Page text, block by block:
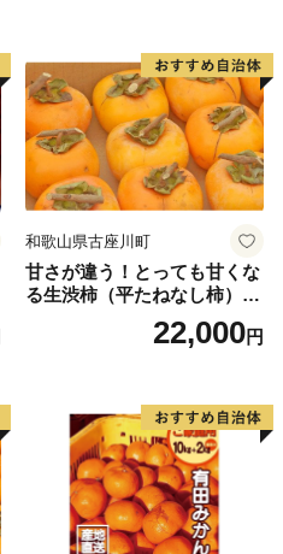
和歌山県古座川町
甘さが違う！とっても甘くな
る生渋柿（平たねなし柿）吊
ップ付約4.5～5kg 約24～30
22,000円